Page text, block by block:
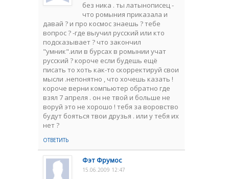
без ника . ты латынописец -
что ромыния приказала и
давай ? и про космос знаешь ? тебе
вопрос ? -где выучил русский или кто
подсказывает ? что закончил
"умник".или в бурсах в ромынии учат
русский ? короче если будешь ещё
писать то хоть как-то скорректируй свои
мысли .непонятно , что хочешь казать !
короче верни компьютер обратно где
взял 7 апреля . он не твой и больше не
воруй это не хорошо ! тебя за воровство
будут бояться твои друзья . или у тебя их
нет ?
ОТВЕТИТЬ
Фэт Фрумос
15.06.2009 12:47